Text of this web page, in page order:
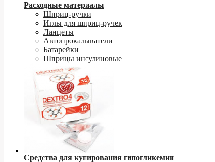
Расходные материалы
Шприц-ручки
Иглы для шприц-ручек
Ланцеты
Автопрокалыватели
Батарейки
Шприцы инсулиновые
Средства для купирования гипогликемии